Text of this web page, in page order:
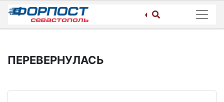
Skip
content
ПЕРЕВЕРНУЛАСЬ